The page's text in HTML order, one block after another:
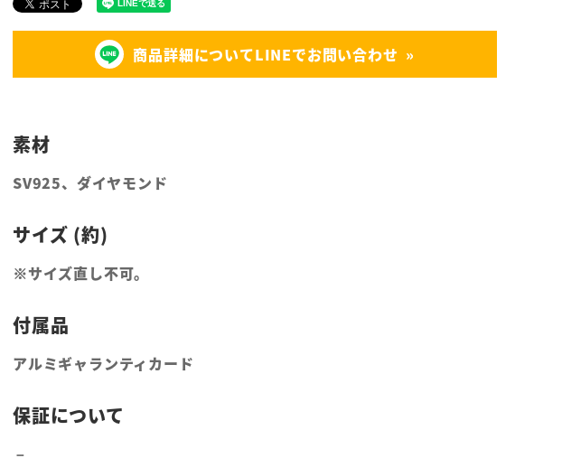
商品詳細についてLINEでお問い合わせ
SV925、ダイヤモンド
※サイズ直し不可。
アルミギャランティカード